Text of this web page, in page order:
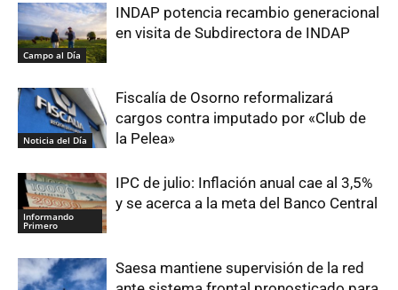
Campo al Día
INDAP potencia recambio generacional
en visita de Subdirectora de INDAP
Noticia del Día
Fiscalía de Osorno reformalizará
cargos contra imputado por «Club de
la Pelea»
Informando
Primero
IPC de julio: Inflación anual cae al 3,5%
y se acerca a la meta del Banco Central
Saesa mantiene supervisión de la red